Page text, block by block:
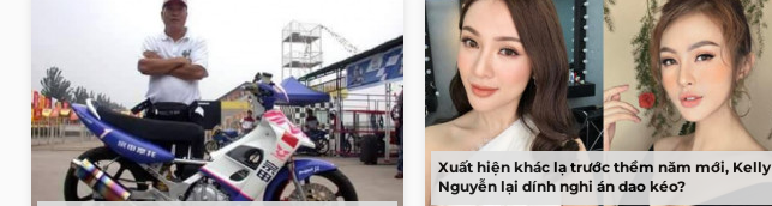
Xuất hiện khác lạ trước thềm năm mới, Kelly
Nguyễn lại dính nghi án dao kéo?